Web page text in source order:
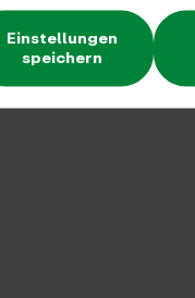
Einstellungen
speichern